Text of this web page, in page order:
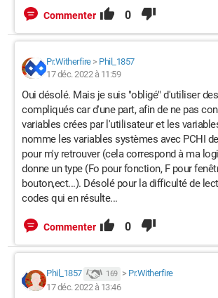
Commenter 0
Pr.Witherfire> Phil_1857
17 déc. 2022 à 11:59
Oui désolé. Mais je suis "obligé" d'utiliser
compliqués car d'une part, afin de ne pas
variables crées par l'utilisateur et les
nomme les variables systèmes avec PCHI
pour m'y retrouver (cela correspond à ma
donne un type (Fo pour fonction, F pour
bouton,ect...). Désolé pour la difficulté de
codes qui en résulte...
Commenter 0
Phil_1857 169 > Pr.Witherfire
17 déc. 2022 à 13:46